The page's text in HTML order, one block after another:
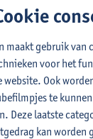
1E SEM
Sijbers
m.i.v.
1E SEM
Blockhuys
maakt gebruik van
voor het
Ook
te
Deze laatste
kan worden